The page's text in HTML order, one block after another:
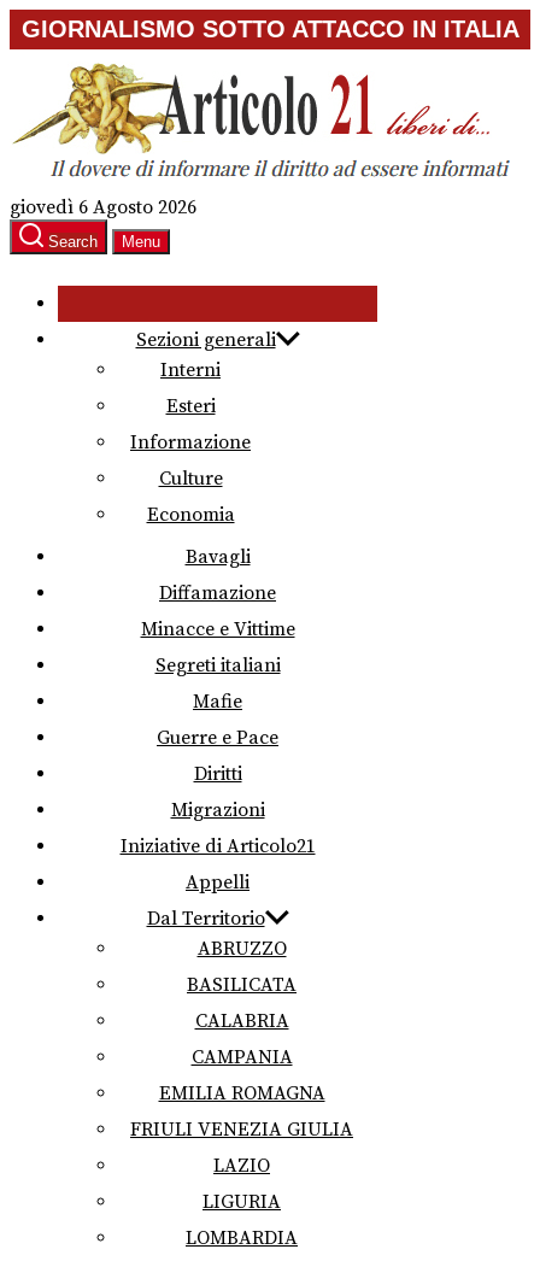
Skip
to
content
GIORNALISMO SOTTO ATTACCO IN ITALIA
giovedì 6 Agosto 2026
Search Menu
Sezioni generali
Interni
Esteri
Informazione
Culture
Economia
Bavagli
Diffamazione
Minacce e Vittime
Segreti italiani
Mafie
Guerre e Pace
Diritti
Migrazioni
Iniziative di Articolo21
Appelli
Dal Territorio
ABRUZZO
BASILICATA
CALABRIA
CAMPANIA
EMILIA ROMAGNA
FRIULI VENEZIA GIULIA
LAZIO
LIGURIA
LOMBARDIA